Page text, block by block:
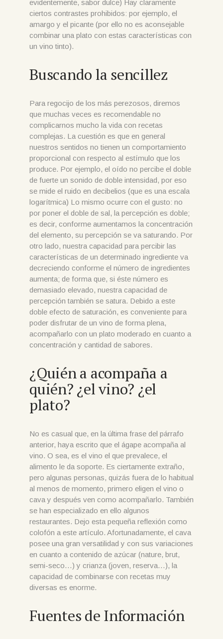
evidentemente, sabor dulce) Hay claramente
ciertos contrastes prohibidos: por ejemplo, el
amargo y el picante (por ello no es aconsejable
combinar una plato con estas características con
un vino tinto).
Buscando la sencillez
Para regocijo de los más perezosos, diremos
que muchas veces es recomendable no
complicarnos mucho la vida con recetas
complejas. La cuestión es que en general
nuestros sentidos no tienen un comportamiento
proporcional con respecto al estímulo que los
produce. Por ejemplo, el oído no percibe el doble
de fuerte un sonido de doble intensidad, por eso
se mide el ruido en decibelios (que es una escala
logarítmica) Lo mismo ocurre con el gusto: no
por poner el doble de sal, la percepción es doble;
es decir, conforme aumentamos la concentración
del elemento, su percepción se va saturando. Por
otro lado, nuestra capacidad para percibir las
características de un determinado ingrediente va
decreciendo conforme el número de ingredientes
aumenta; de forma que, si éste número es
demasiado elevado, nuestra capacidad de
percepción también se satura. Debido a este
doble efecto de saturación, es conveniente para
poder disfrutar de un vino de forma plena,
acompañarlo con un plato moderado en cuanto a
concentración y cantidad de sabores.
¿Quién a acompaña a
quién? ¿el vino? ¿el
plato?
No es casual que, en la última frase del párrafo
anterior, haya escrito que el ágape acompaña al
vino. O sea, es el vino el que prevalece, el
alimento le da soporte. Es ciertamente extraño,
pero algunas personas, quizás fuera de lo habitual
al menos de momento, primero eligen el vino o
cava y después ven como acompañarlo. También
se han especializado en ello algunos
restaurantes. Dejo esta pequeña reflexión como
colofón a este artículo. Afortunadamente, el cava
posee una gran versatilidad y con sus variaciones
en cuanto a contenido de azúcar (nature, brut,
semi-seco…) y crianza (joven, reserva…), la
capacidad de combinarse con recetas muy
diversas es enorme.
Fuentes de Información